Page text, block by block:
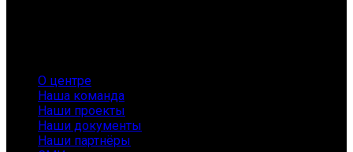
О центре
Наша команда
Наши проекты
Наши документы
Наши партнёры